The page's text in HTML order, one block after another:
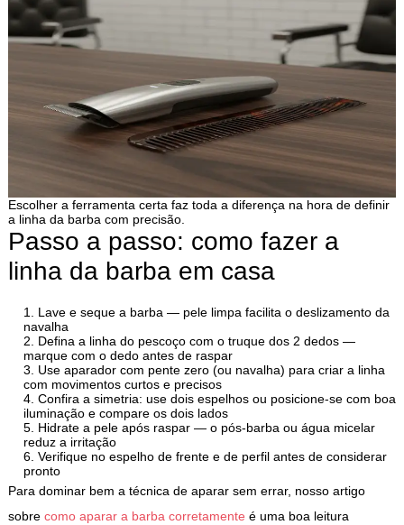
Escolher a ferramenta certa faz toda a diferença na hora de definir
a linha da barba com precisão.
Passo a passo: como fazer a
linha da barba em casa
Lave e seque a barba — pele limpa facilita o deslizamento da
navalha
Defina a linha do pescoço com o truque dos 2 dedos —
marque com o dedo antes de raspar
Use aparador com pente zero (ou navalha) para criar a linha
com movimentos curtos e precisos
Confira a simetria: use dois espelhos ou posicione-se com boa
iluminação e compare os dois lados
Hidrate a pele após raspar — o pós-barba ou água micelar
reduz a irritação
Verifique no espelho de frente e de perfil antes de considerar
pronto
Para dominar bem a técnica de aparar sem errar, nosso artigo
sobre como aparar a barba corretamente é uma boa leitura